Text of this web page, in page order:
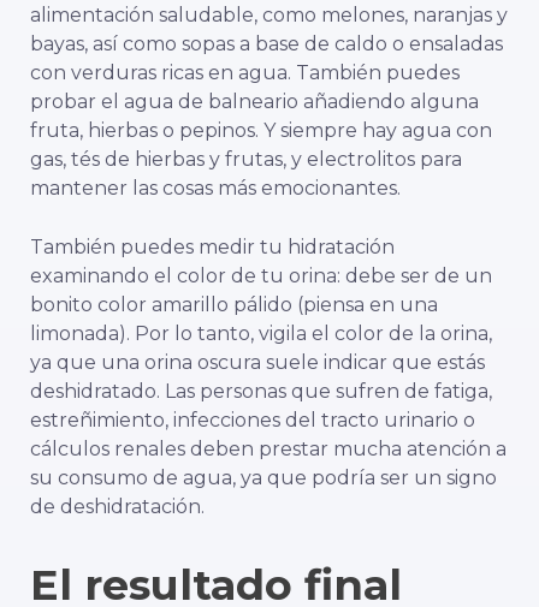
alimentación saludable, como melones, naranjas y
bayas, así como sopas a base de caldo o ensaladas
con verduras ricas en agua. También puedes
probar el agua de balneario añadiendo alguna
fruta, hierbas o pepinos. Y siempre hay agua con
gas, tés de hierbas y frutas, y electrolitos para
mantener las cosas más emocionantes.
También puedes medir tu hidratación
examinando el color de tu orina: debe ser de un
bonito color amarillo pálido (piensa en una
limonada). Por lo tanto, vigila el color de la orina,
ya que una orina oscura suele indicar que estás
deshidratado. Las personas que sufren de fatiga,
estreñimiento, infecciones del tracto urinario o
cálculos renales deben prestar mucha atención a
su consumo de agua, ya que podría ser un signo
de deshidratación.
El resultado final